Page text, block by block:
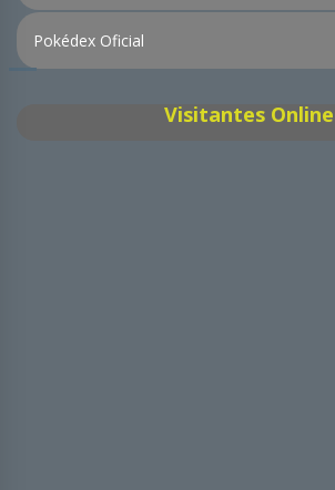
Pokédex Oficial
Visitantes Online